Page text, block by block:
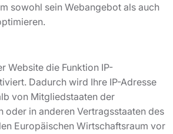
sowohl sein Webangebot als auch
Website die Funktion IP-
Dadurch wird Ihre IP-Adresse
von Mitgliedstaaten der
oder in anderen Vertragsstaaten des
Europäischen Wirtschaftsraum vor